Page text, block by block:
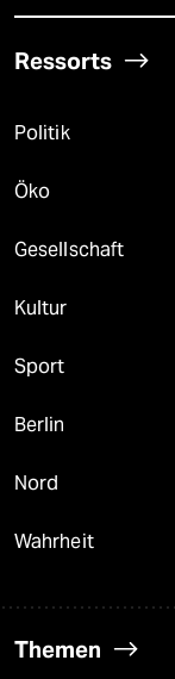
Ressorts
Politik
Öko
Gesellschaft
Kultur
Sport
Berlin
Nord
Wahrheit
Themen